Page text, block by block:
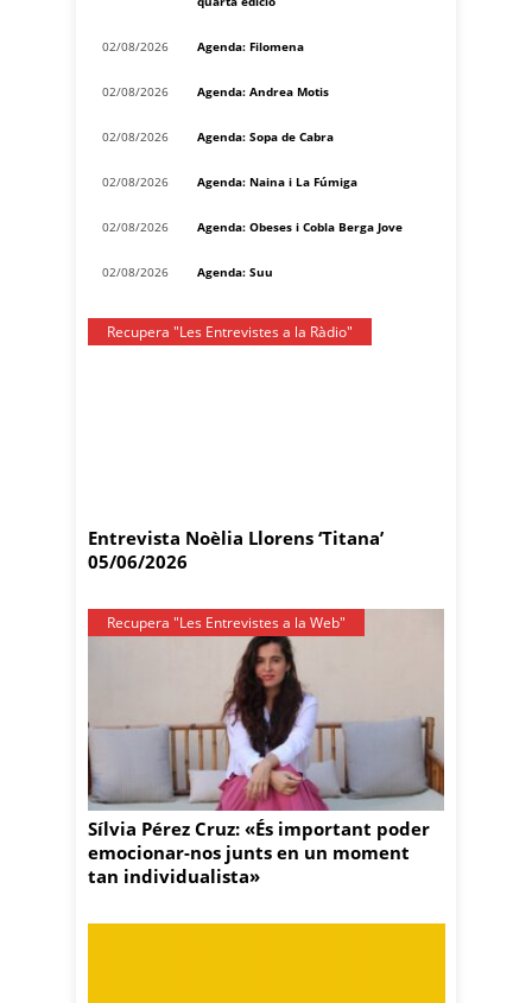
02/08/2026 Agenda: Filomena
02/08/2026 Agenda: Andrea Motis
02/08/2026 Agenda: Sopa de Cabra
02/08/2026 Agenda: Naina i La Fúmiga
02/08/2026 Agenda: Obeses i Cobla Berga Jove
02/08/2026 Agenda: Suu
Recupera "Les Entrevistes a la Ràdio"
Entrevista Noèlia Llorens ‘Titana’
05/06/2026
Recupera "Les Entrevistes a la Web"
Sílvia Pérez Cruz: «És important poder
emocionar-nos junts en un moment
tan individualista»